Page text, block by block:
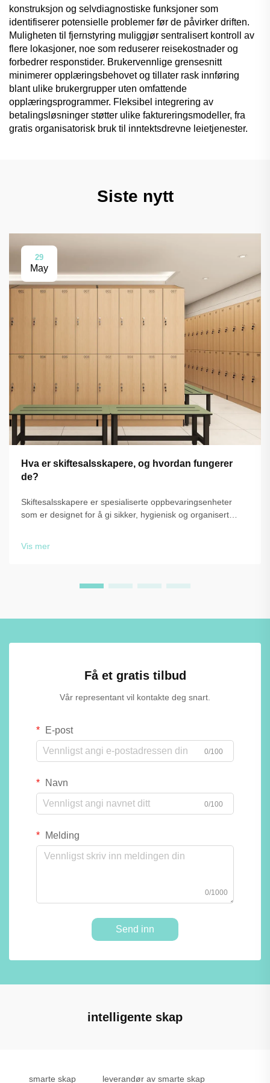
konstruksjon og selvdiagnostiske funksjoner som
identifiserer potensielle problemer før de påvirker driften.
Muligheten til fjernstyring muliggjør sentralisert kontroll av
flere lokasjoner, noe som reduserer reisekostnader og
forbedrer respons­tider. Brukervennlige grensesnitt
minimerer opplæringsbehovet og tillater rask innføring
blant ulike brukergrupper uten omfattende
opplæringsprogrammer. Fleksibel integrering av
betalingsløsninger støtter ulike faktureringsmodeller, fra
gratis organisatorisk bruk til inntektsdrevne leie­tjenester.
Siste nytt
29
May
Hva er skiftesalsskapere, og hvordan fungerer
de?
Skiftesalsskapere er spesialiserte oppbevaringsenheter
som er designet for å gi sikker, hygienisk og organisert
Vis mer
Få et gratis tilbud
Vår representant vil kontakte deg snart.
E-post
0/100
Navn
0/100
Melding
0/1000
Send inn
intelligente skap
smarte skap leverandør av smarte skap